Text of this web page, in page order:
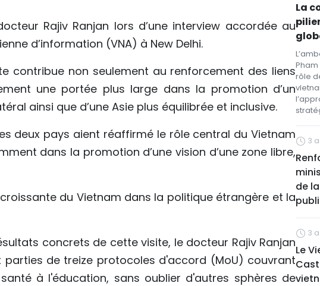
Rajiv Ranjan lors d’une interview accordée au
d’information (VNA) à New Delhi.
contribue non seulement au renforcement des liens
une portée plus large dans la promotion d’un
ainsi que d’une Asie plus équilibrée et inclusive.
deux pays aient réaffirmé le rôle central du Vietnam
dans la promotion d’une vision d’une zone libre,
du Vietnam dans la politique étrangère et la
concrets de cette visite, le docteur Rajiv Ranjan
de treize protocoles d'accord (MoU) couvrant
à l'éducation, sans oublier d'autres sphères de
La
rôle
3
de
3
Le